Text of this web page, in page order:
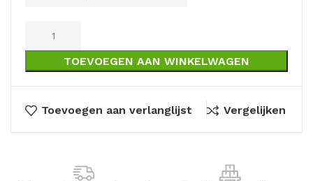
TOEVOEGEN AAN WINKELWAGEN
Toevoegen aan verlanglijst Vergelijken